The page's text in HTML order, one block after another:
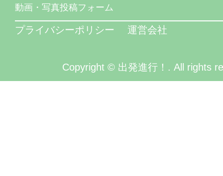
動画・写真投稿フォーム
プライバシーポリシー 運営会社
Copyright © 出発進行！. All rights